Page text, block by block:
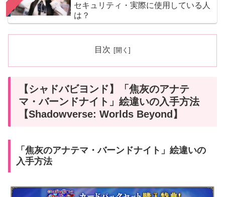
セキュリティ・実際に使用している人
は？
目次
【シャドバビヨンド】「焦灰のアナテ
マ・バーンドナイト」絵違いの入手方法
【Shadowverse: Worlds Beyond】
「焦灰のアナテマ・バーンドナイト」絵違いの
入手方法